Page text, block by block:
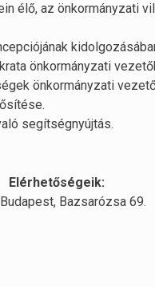
élő, az önkormányzati
önkormányzati
önkormányzati
segítségnyújtás.
Elérhetőségeik:
Bazsarózsa 69.